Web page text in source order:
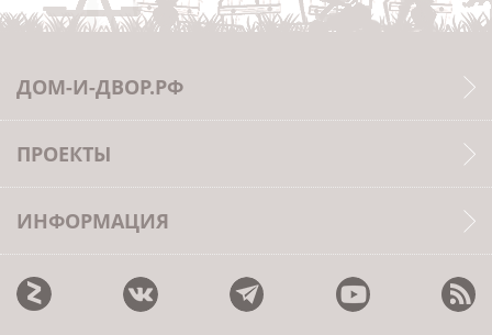
ДОМ-И-ДВОР.РФ
ПРОЕКТЫ
ИНФОРМАЦИЯ